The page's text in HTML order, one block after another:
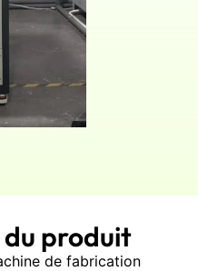
produit
de fabrication